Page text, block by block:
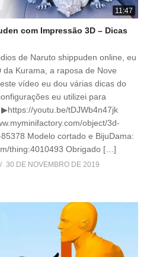
11:47
com Impressão 3D – Dicas
de Naruto shippuden online, eu
Kurama, a raposa de Nove
vídeo eu dou várias dicas do
eu utilizei para
youtu.be/tDJWb4n47jk
object/3d-
Modelo cortado e BijuDama:
thing:4010493 Obrigado […]
30 DE NOVEMBRO DE 2019